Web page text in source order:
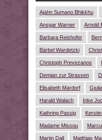
Ajahn Sumano Bhikkhu
Ansgar Warner Arnold
Barbara Reishofer
Bärbel Wardetzki
Christoph Prevezanos
Demian zur Strassen
Elisabeth Mardorf
Harald Walach Inke
Kathring Passig
Madame Missou
Martin Dall Matthias